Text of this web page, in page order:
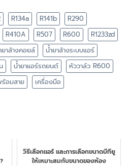
R134a R141b
R290
R410A R507 R600
R1233zd
ยาล้างคอยล์
น้ำยาล้างระบบแอร์
น้ำยาแอร์รถยนต์
หัววาล์ว R600
อมสาย เครื่องมือ
วิธีเลือกแอร์ และการเลือกขนาดบีทียู
ให้เหมาะสมกับขนาดของห้อง